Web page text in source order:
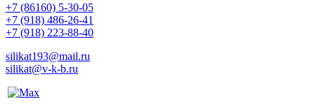
+7 (86160) 5-30-05
+7 (918) 486-26-41
+7 (918) 223-88-40
silikat193@mail.ru
silikat@v-k-b.ru